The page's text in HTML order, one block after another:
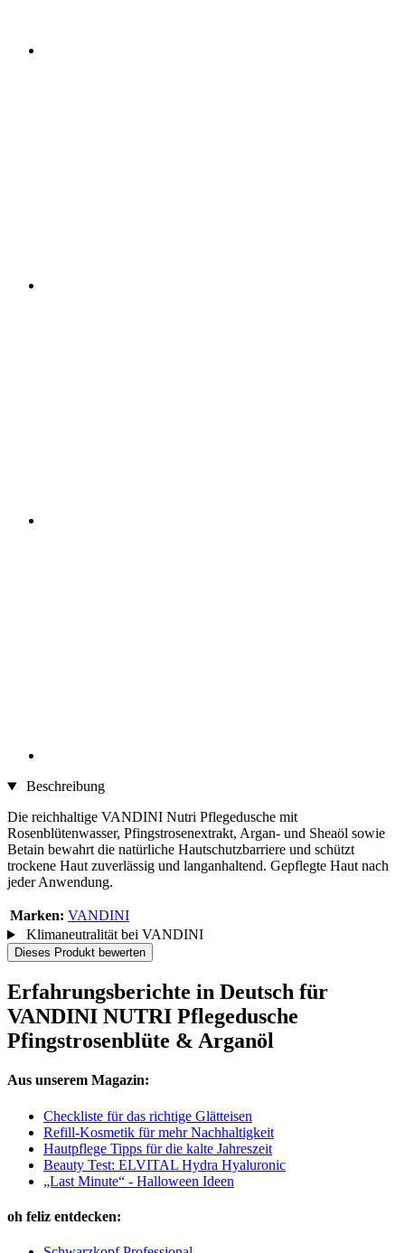
Beschreibung
Die reichhaltige VANDINI Nutri Pflegedusche mit
Rosenblütenwasser, Pfingstrosenextrakt, Argan- und Sheaöl sowie
Betain bewahrt die natürliche Hautschutzbarriere und schützt
trockene Haut zuverlässig und langanhaltend. Gepflegte Haut nach
jeder Anwendung.
Marken: VANDINI
Klimaneutralität bei VANDINI
Dieses Produkt bewerten
Erfahrungsberichte in Deutsch für
VANDINI NUTRI Pflegedusche
Pfingstrosenblüte & Arganöl
Aus unserem Magazin:
Checkliste für das richtige Glätteisen
Refill-Kosmetik für mehr Nachhaltigkeit
Hautpflege Tipps für die kalte Jahreszeit
Beauty Test: ELVITAL Hydra Hyaluronic
„Last Minute“ - Halloween Ideen
oh feliz entdecken: